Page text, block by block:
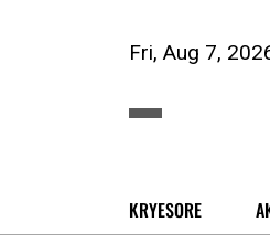
Fri, Aug 7,
KRYESORE